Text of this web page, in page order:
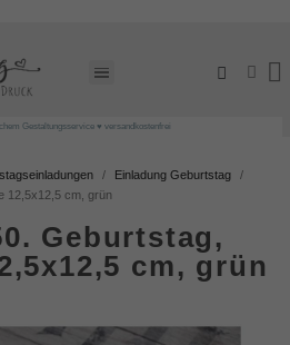
Gestaltungsservice ♥ versandkostenfrei
Einladung Geburtstag
12,5x12,5 cm, grün
Geburtstag,
cm, grün